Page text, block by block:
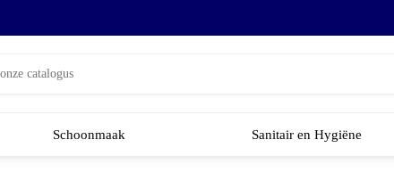
Schoonmaak Sanitair en Hygiëne